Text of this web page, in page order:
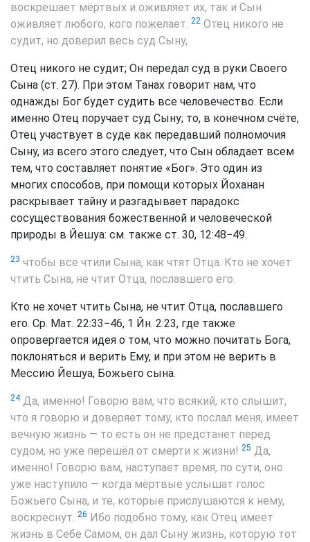
воскрешает мёртвых и оживляет их, так и Сын
оживляет любого, кого пожелает. 22 Отец никого не
судит, но доверил весь суд Сыну,
Отец никого не судит; Он передал суд в руки Своего
Сына (ст. 27). При этом Танах говорит нам, что
однажды Бог будет судить все человечество. Если
именно Отец поручает суд Сыну; то, в конечном счёте,
Отец участвует в суде как передавший полномочия
Сыну, из всего этого следует, что Сын обладает всем
тем, что составляет понятие «Бог». Это один из
многих способов, при помощи которых Йоханан
раскрывает тайну и разгадывает парадокс
сосуществования божественной и человеческой
природы в Йешуа: см. также ст. 30, 12:48−49.
23 чтобы все чтили Сына, как чтят Отца. Кто не хочет
чтить Сына, не чтит Отца, пославшего его.
Кто не хочет чтить Сына, не чтит Отца, пославшего
его. Ср. Мат. 22:33−46, 1 Йн. 2:23, где также
опровергается идея о том, что можно почитать Бога,
поклоняться и верить Ему, и при этом не верить в
Мессию Йешуа, Божьего сына.
24Да, именно! Говорю вам, что всякий, кто слышит,
что я говорю и доверяет тому, кто послал меня, имеет
вечную жизнь — то есть он не предстанет перед
судом, но уже перешёл от смерти к жизни! 25 Да,
именно! Говорю вам, наступает время, по сути, оно
уже наступило — когда мёртвые услышат голос
Божьего Сына, и те, которые прислушаются к нему,
воскреснут. 26 Ибо подобно тому, как Отец имеет
жизнь в Себе Самом, он дал Сыну жизнь, которую тот